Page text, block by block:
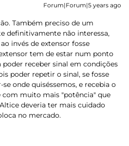
Forum|Forum|5 years ago
Também preciso de um
definitivamente não interessa,
invés de extensor fosse
tem de estar num ponto
poder receber sinal em condições
poder repetir o sinal, se fosse
onde quiséssemos, e recebia o
com muito mais "potência" que
deveria ter mais cuidado
no mercado.